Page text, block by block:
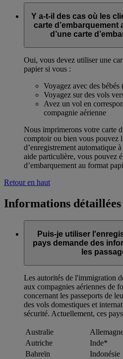
Y a-t-il des cas où les
carte d’embarquement
d’une carte
Oui, vous devez utiliser une
papier si vous :
Voyagez avec des
Voyagez sur des vols
Avez un vol en
compagnie aérienne
Nous imprimerons votre carte
comptoir ou bien vous pouvez
d’enregistrement automatique
aide particulière, vous pouvez
d’embarquement au format
Retour en haut
Informations détaillées
Puis-je utiliser
pays demande des
les
Les autorités de l'immigration
aux compagnies aériennes de
concernant les passeports de
des vols domestiques et
sécurité. Actuellement, ces
Australie
Autriche
Inde*
Bahreïn
Indonésie